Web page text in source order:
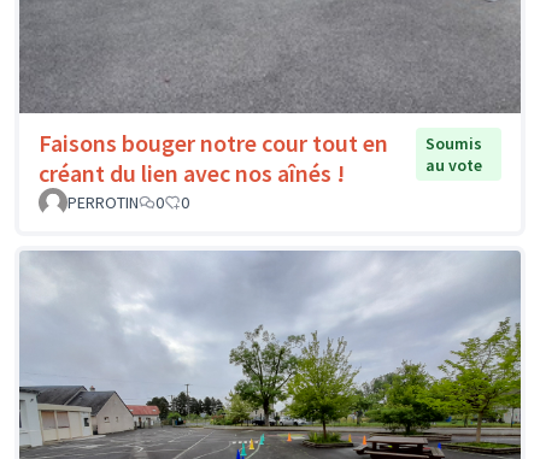
Faisons bouger notre cour tout en
créant du lien avec nos aînés !
Soumis
au vote
PERROTIN
0 0